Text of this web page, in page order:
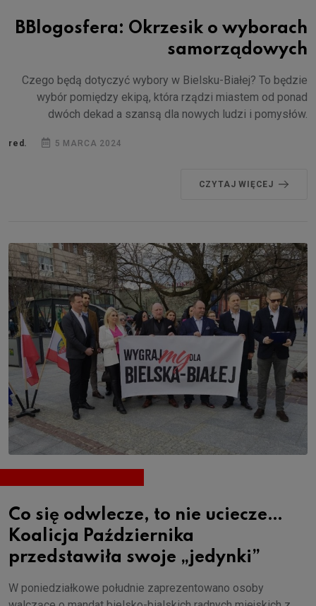
BBlogosfera: Okrzesik o wyborach
samorządowych
Czego będą dotyczyć wybory w Bielsku-Białej? To będzie
wybór pomiędzy ekipą, która rządzi miastem od ponad
dwóch dekad a szansą dla nowych ludzi i pomysłów.
red. 5 MARCA 2024
CZYTAJ WIĘCEJ
Co się odwlecze, to nie uciecze…
Koalicja Października
przedstawiła swoje „jedynki”
W poniedziałkowe południe zaprezentowano osoby